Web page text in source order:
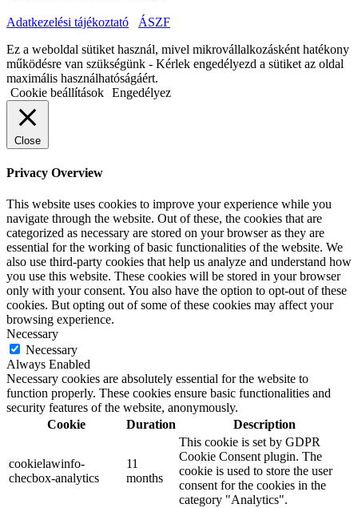
Adatkezelési tájékoztató
ÁSZF
Ez a weboldal sütiket használ, mivel mikrovállalkozásként hatékony
működésre van szükségünk - Kérlek engedélyezd a sütiket az oldal
maximális használhatóságáért.
Cookie beállítások Engedélyez
Close
Privacy Overview
This website uses cookies to improve your experience while you
navigate through the website. Out of these, the cookies that are
categorized as necessary are stored on your browser as they are
essential for the working of basic functionalities of the website. We
also use third-party cookies that help us analyze and understand how
you use this website. These cookies will be stored in your browser
only with your consent. You also have the option to opt-out of these
cookies. But opting out of some of these cookies may affect your
browsing experience.
Necessary
Necessary
Always Enabled
Necessary cookies are absolutely essential for the website to
function properly. These cookies ensure basic functionalities and
security features of the website, anonymously.
Cookie
Duration Description
cookielawinfo-
checbox-analytics
11
months
This cookie is set by GDPR
Cookie Consent plugin. The
cookie is used to store the user
consent for the cookies in the
category "Analytics".